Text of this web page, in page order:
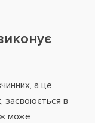
а це
засвоюється в
може